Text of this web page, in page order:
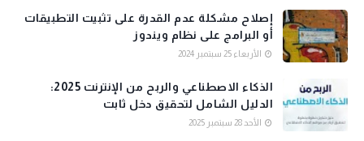
إصلاح مشكلة عدم القدرة على تثبيت التطبيقات
أو البرامج على نظام ويندوز
الأربعاء 25 سبتمبر 2024
الذكاء الاصطناعي والربح من الإنترنت 2025:
الدليل الشامل لتحقيق دخل ثابت
الأحد 28 سبتمبر 2025